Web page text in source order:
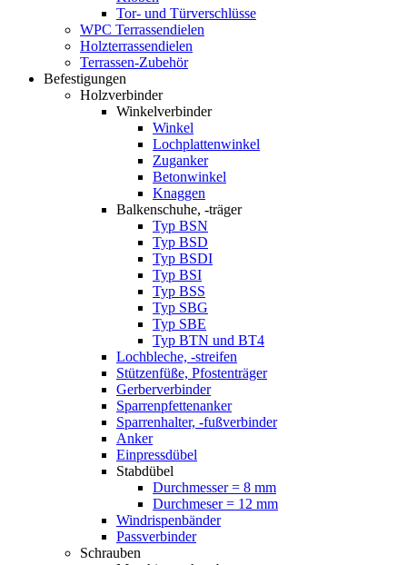
Tor- und Türverschlüsse
WPC Terrassendielen
Holzterrassendielen
Terrassen-Zubehör
Befestigungen
Holzverbinder
Winkelverbinder
Winkel
Lochplattenwinkel
Zuganker
Betonwinkel
Knaggen
Balkenschuhe, -träger
Typ BSN
Typ BSD
Typ BSDI
Typ BSI
Typ BSS
Typ SBG
Typ SBE
Typ BTN und BT4
Lochbleche, -streifen
Stützenfüße, Pfostenträger
Gerberverbinder
Sparrenpfettenanker
Sparrenhalter, -fußverbinder
Anker
Einpressdübel
Stabdübel
Durchmesser = 8 mm
Durchmeser = 12 mm
Windrispenbänder
Passverbinder
Schrauben